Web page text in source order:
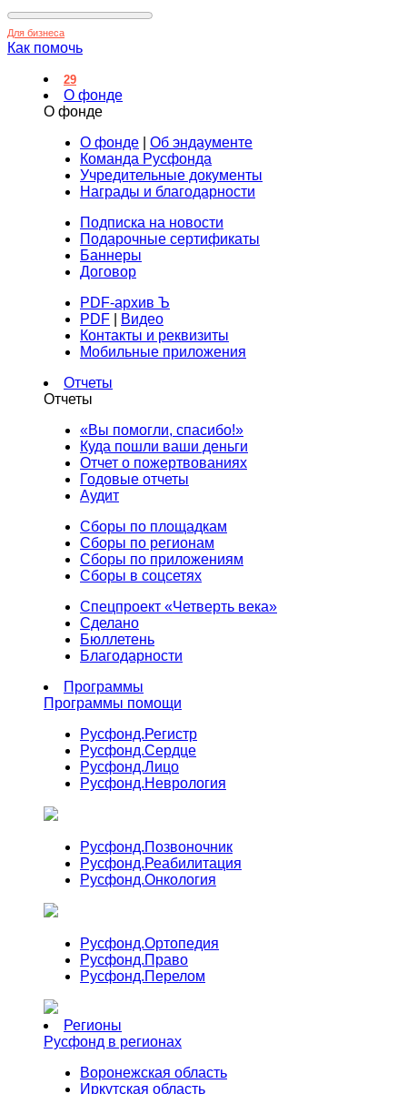
Для бизнеса
Как помочь
29
О фонде
О фонде
О фонде
Об эндаументе
Команда Русфонда
Учредительные документы
Награды и благодарности
Подписка на новости
Подарочные сертификаты
Баннеры
Договор
PDF-архив Ъ
PDF
Видео
Контакты и реквизиты
Мобильные приложения
Отчеты
Отчеты
«Вы помогли, спасибо!»
Куда пошли ваши деньги
Отчет о пожертвованиях
Годовые отчеты
Аудит
Сборы по площадкам
Сборы по регионам
Сборы по приложениям
Сборы в соцсетях
Спецпроект «Четверть века»
Сделано
Бюллетень
Благодарности
Программы
Программы помощи
Русфонд.Регистр
Русфонд.Сердце
Русфонд.Лицо
Русфонд.Неврология
Русфонд.Позвоночник
Русфонд.Реабилитация
Русфонд.Онкология
Русфонд.Ортопедия
Русфонд.Право
Русфонд.Перелом
Регионы
Русфонд в регионах
Воронежская область
Иркутская область